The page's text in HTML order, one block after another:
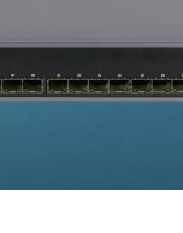
IoT物联网ONU